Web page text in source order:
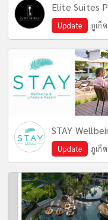
Elite Suites
Update ภูเก็
STAY
Update ภูเก็